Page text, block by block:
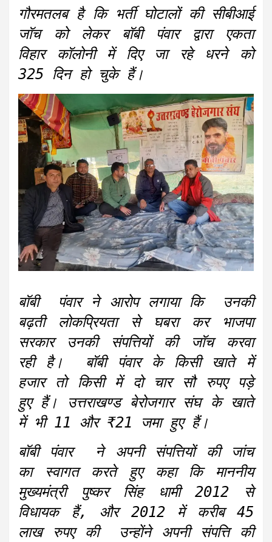
गौरमतलब है कि भर्ती घोटालों की सीबीआई
जॉच को लेकर बॉबी पंवार द्वारा एकता
विहार कॉलोनी में दिए जा रहे धरने को
325 दिन हो चुके हैं।
बॉबी पंवार ने आरोप लगाया कि उनकी
बढ़ती लोकप्रियता से घबरा कर भाजपा
सरकार उनकी संपत्तियों की जॉच करवा
रही है। बॉबी पंवार के किसी खाते में
हजार तो किसी में दो चार सौ रुपए पड़े
हुए हैं। उत्तराखण्ड बेरोजगार संघ के खाते
में भी 11 और ₹21 जमा हुए हैं।
बॉबी पंवार ने अपनी संपत्तियों की जांच
का स्वागत करते हुए कहा कि माननीय
मुख्यमंत्री पुष्कर सिंह धामी 2012 से
विधायक हैं, और 2012 में करीब 45
लाख रुपए की उन्होंने अपनी संपत्ति की